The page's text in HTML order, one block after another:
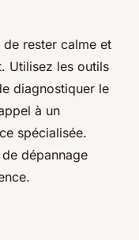
de rester calme et
Utilisez les outils
diagnostiquer le
à un
spécialisée.
dépannage